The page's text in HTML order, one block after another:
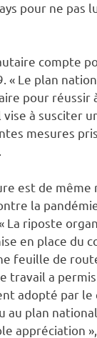
pour ne pas
compte
« Le plan
pour
à susciter
mesures
est de
la
La riposte
en place du
feuille de
travail a
adopté par
au plan
appréciation